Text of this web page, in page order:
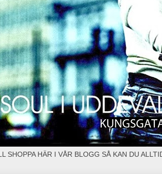
SHOPPA HÄR I VÅR BLOGG SÅ KAN DU